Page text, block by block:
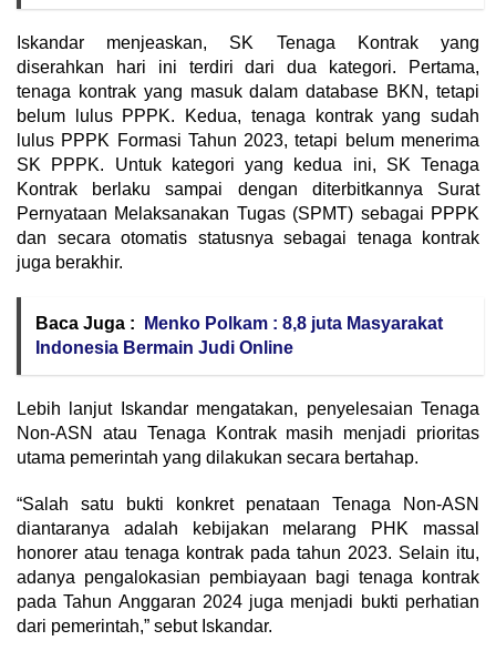
Iskandar menjeaskan, SK Tenaga Kontrak yang
diserahkan hari ini terdiri dari dua kategori. Pertama,
tenaga kontrak yang masuk dalam database BKN, tetapi
belum lulus PPPK. Kedua, tenaga kontrak yang sudah
lulus PPPK Formasi Tahun 2023, tetapi belum menerima
SK PPPK. Untuk kategori yang kedua ini, SK Tenaga
Kontrak berlaku sampai dengan diterbitkannya Surat
Pernyataan Melaksanakan Tugas (SPMT) sebagai PPPK
dan secara otomatis statusnya sebagai tenaga kontrak
juga berakhir.
Baca Juga :
Menko Polkam : 8,8 juta Masyarakat
Indonesia Bermain Judi Online
Lebih lanjut Iskandar mengatakan, penyelesaian Tenaga
Non-ASN atau Tenaga Kontrak masih menjadi prioritas
utama pemerintah yang dilakukan secara bertahap.
“Salah satu bukti konkret penataan Tenaga Non-ASN
diantaranya adalah kebijakan melarang PHK massal
honorer atau tenaga kontrak pada tahun 2023. Selain itu,
adanya pengalokasian pembiayaan bagi tenaga kontrak
pada Tahun Anggaran 2024 juga menjadi bukti perhatian
dari pemerintah,” sebut Iskandar.